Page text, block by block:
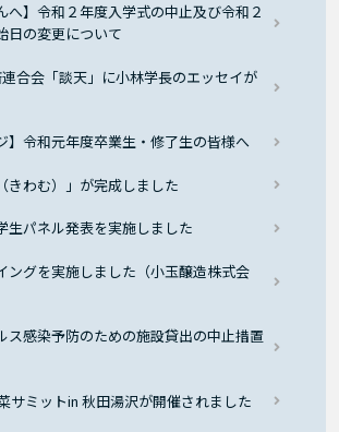
へ】令和２年度入学式の中止及び令和２
日の変更について
合会「談天」に小林学長のエッセイが
】令和元年度卒業生・修了生の皆様へ
きわむ）」が完成しました
生パネル発表を実施しました
ングを実施しました（小玉醸造株式会
ス感染予防のための施設貸出の中止措置
サミットin 秋田湯沢が開催されました